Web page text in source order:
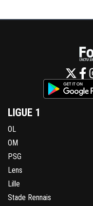
LIGUE 1
OL
OM
PSG
Lens
Lille
Stade Rennais